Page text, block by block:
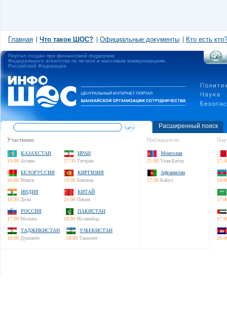
Главная Что такое ШОС? Официальные документы Кто есть кто?
Портал создан при финансовой поддержке
Федерального агентства по печати и массовым коммуникациям
Российской Федерации
Расширенный поиск
Участники:
КАЗАХСТАН
19:00 Астана
ИРАН
17:30 Тегеран
БЕЛОРУССИЯ
16:00 Минск
КИРГИЗИЯ
19:00 Бишкек
ИНДИЯ
18:30 Дели
КИТАЙ
21:00 Пекин
РОССИЯ
17:00 Москва
ПАКИСТАН
18:00 Исламабад
ТАДЖИКИСТАН
18:00 Душанбе
УЗБЕКИСТАН
18:00 Ташкент
Наблюдатели:
Монголия
21:00 Улан-Батор
Афганистан
17:30 Кабул